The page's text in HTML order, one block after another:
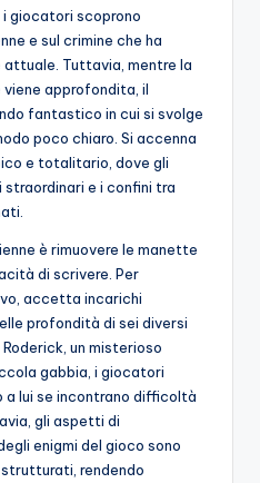
giocatori scoprono
e sul crimine che ha
Tuttavia, mentre la
approfondita, il
fantastico in cui si svolge
poco chiaro. Si accenna
e totalitario, dove gli
e i confini tra
è rimuovere le manette
di scrivere. Per
accetta incarichi
profondità di sei diversi
un misterioso
gabbia, i giocatori
a lui se incontrano difficoltà
gli aspetti di
enigmi del gioco sono
rendendo